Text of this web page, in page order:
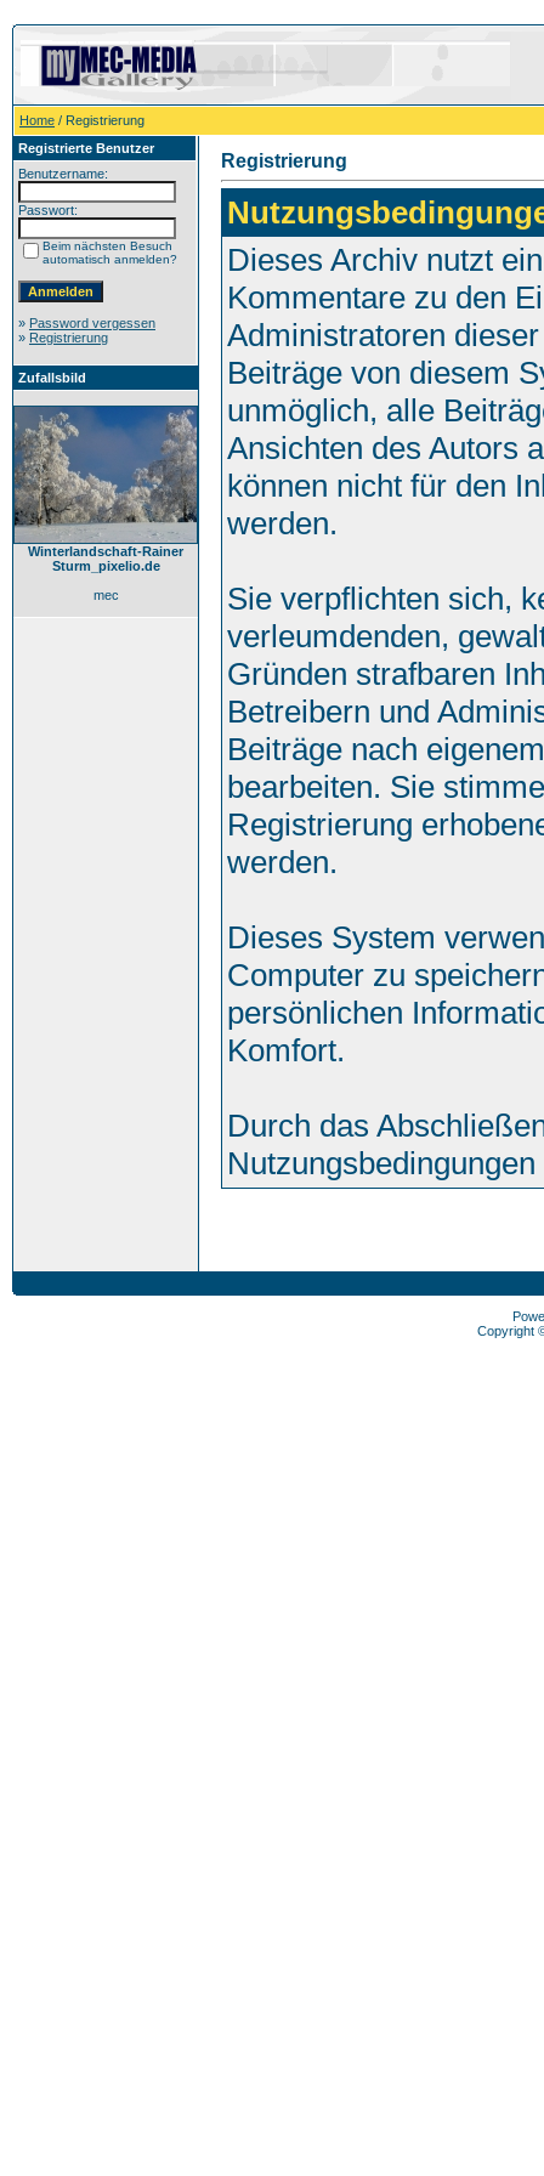
Home / Registrierung
Registrierte Benutzer
Benutzername:
Passwort:
Beim nächsten Besuch
automatisch anmelden?
» Password vergessen
» Registrierung
Zufallsbild
Winterlandschaft-Rainer
Sturm_pixelio.de
mec
Registrierung
Dieses Archiv nutzt
Kommentare zu den
Administratoren
Beiträge von diesem
unmöglich, alle
Ansichten des Autors
können nicht für den
werden.
Sie verpflichten sich,
verleumdenden,
Gründen strafbaren
Betreibern und
Beiträge nach
bearbeiten. Sie
Registrierung
werden.
Dieses System
Computer zu
persönlichen
Komfort.
Durch das
Nutzungsbedingungen
Copyright